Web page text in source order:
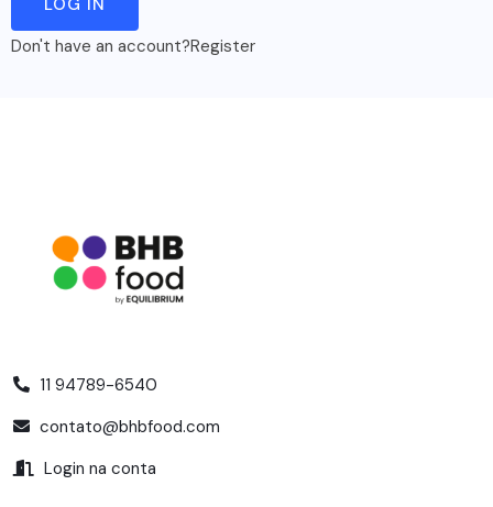
Don't have an account?Register
11 94789-6540
contato@bhbfood.com
Login na conta